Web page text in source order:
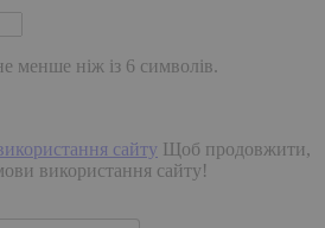
менше ніж із 6 символів.
сайту Щоб продовжити,
використання сайту!